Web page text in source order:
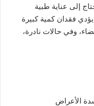
إلى عناية طبية
فقدان كمية كبيرة
وفي حالات نادرة،
الأعراض